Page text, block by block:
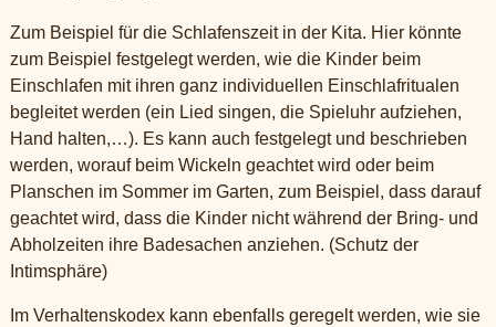
Zum Beispiel für die Schlafenszeit in der Kita. Hier könnte
zum Beispiel festgelegt werden, wie die Kinder beim
Einschlafen mit ihren ganz individuellen Einschlafritualen
begleitet werden (ein Lied singen, die Spieluhr aufziehen,
Hand halten,…). Es kann auch festgelegt und beschrieben
werden, worauf beim Wickeln geachtet wird oder beim
Planschen im Sommer im Garten, zum Beispiel, dass darauf
geachtet wird, dass die Kinder nicht während der Bring- und
Abholzeiten ihre Badesachen anziehen. (Schutz der
Intimsphäre)
Im Verhaltenskodex kann ebenfalls geregelt werden, wie sie